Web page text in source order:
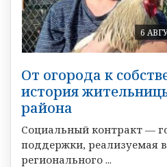
6
От огорода к
история
района
Социальный контракт —
поддержки, реализуемая
регионального ...